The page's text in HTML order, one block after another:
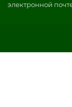
электронной